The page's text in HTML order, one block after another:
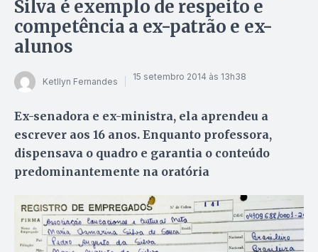
Silva é exemplo de respeito e
competência a ex-patrão e ex-
alunos
Ketllyn Fernandes 15 setembro 2014 às 13h38
Ex-senadora e ex-ministra, ela aprendeu a
escrever aos 16 anos. Enquanto professora,
dispensava o quadro e garantia o conteúdo
predominantemente na oratória